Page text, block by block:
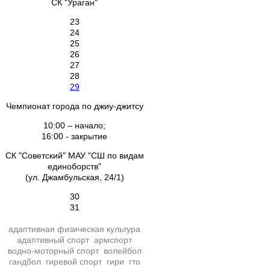
СК "Ураган"
23
24
25
26
27
28
29
Чемпионат города по джиу-джитсу
10:00 – начало;
16:00 - закрытие
СК "Советский" МАУ "СШ по видам
единоборств"
(ул. Джамбульская, 24/1)
30
31
адаптивная физическая культура
адаптивный спорт армспорт
водно-моторный спорт волейбол
гандбол гиревой спорт гири
гто